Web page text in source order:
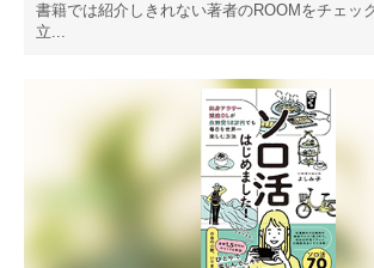
書籍では紹介しきれない著者のROOMをチェッ
立...